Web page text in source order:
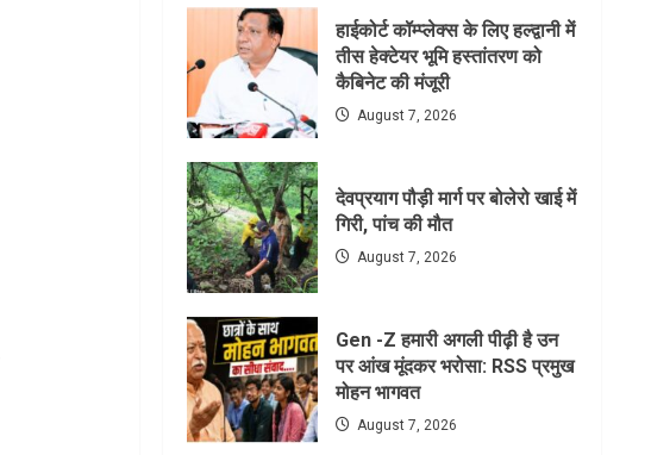
हाईकोर्ट कॉम्प्लेक्स के लिए हल्द्वानी में
तीस हेक्टेयर भूमि हस्तांतरण को
कैबिनेट की मंजूरी
August 7, 2026
देवप्रयाग पौड़ी मार्ग पर बोलेरो खाई में
गिरी, पांच की मौत
August 7, 2026
Gen -Z हमारी अगली पीढ़ी है उन
पर आंख मूंदकर भरोसा: RSS प्रमुख
मोहन भागवत
August 7, 2026